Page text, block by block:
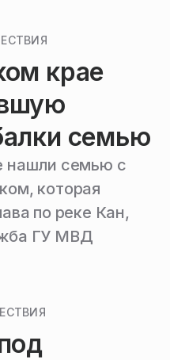
крае
семью
нашли семью с
которая
по реке Кан,
ГУ МВД